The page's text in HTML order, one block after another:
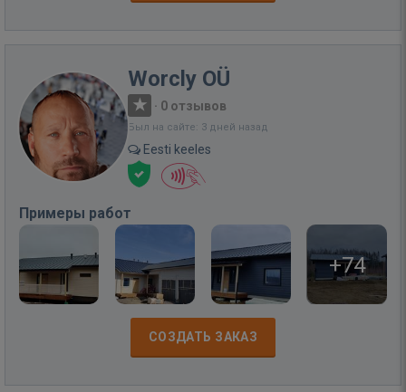
Worcly OÜ
· 0 отзывов
Был на сайте: 3 дней назад
Eesti keeles
Примеры работ
+74
СОЗДАТЬ ЗАКАЗ